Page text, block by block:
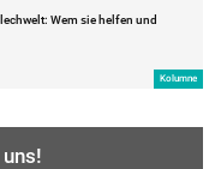
Wem sie helfen und
Kolumne